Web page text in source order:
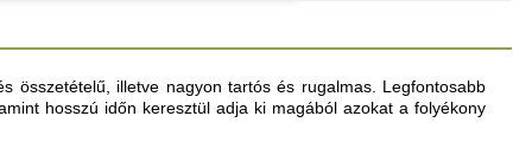
összetételű, illetve nagyon tartós és rugalmas. Legfontosabb
hosszú időn keresztül adja ki magából azokat a folyékony